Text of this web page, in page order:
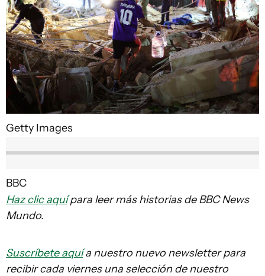
Getty Images
BBC
Haz clic aquípara leer más historias de BBC News
Mundo.
Suscríbete aquía nuestro nuevo newsletter para
recibir cada viernes una selección de nuestro